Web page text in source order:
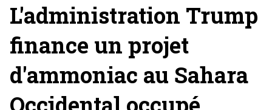
L'administration Trump
finance un projet
d'ammoniac au Sahara